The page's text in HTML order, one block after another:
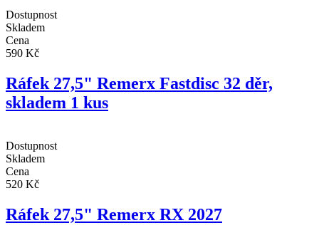
Dostupnost
Skladem
Cena
590 Kč
Ráfek 27,5" Remerx Fastdisc 32 děr,
skladem 1 kus
Dostupnost
Skladem
Cena
520 Kč
Ráfek 27,5" Remerx RX 2027